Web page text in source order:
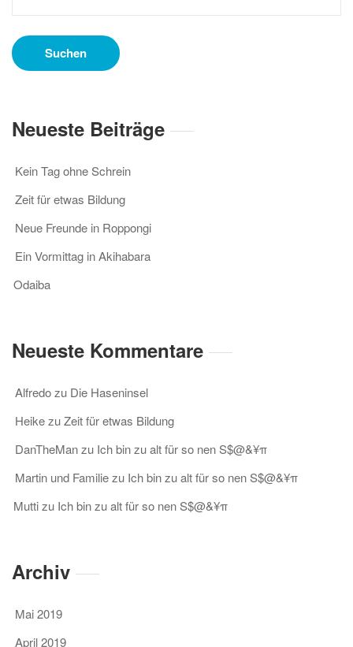
Neueste Beiträge
Kein Tag ohne Schrein
Zeit für etwas Bildung
Neue Freunde in Roppongi
Ein Vormittag in Akihabara
Odaiba
Neueste Kommentare
Alfredozu Die Haseninsel
HeikezuZeit für etwas Bildung
DanTheManzu Ich bin zu alt für so nen S$@&¥π
Martin und Familiezu Ich bin zu alt für so nen S$@&¥π
Muttizu Ich bin zu alt für so nen S$@&¥π
Archiv
Mai 2019
April 2019